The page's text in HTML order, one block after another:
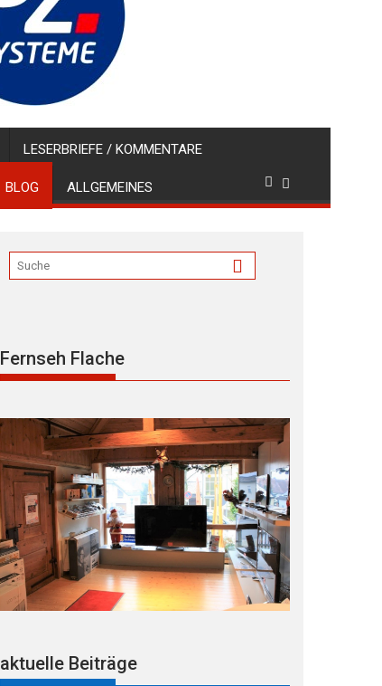
LESERBRIEFE / KOMMENTARE
BLOG ALLGEMEINES
Fernseh Flache
aktuelle Beiträge